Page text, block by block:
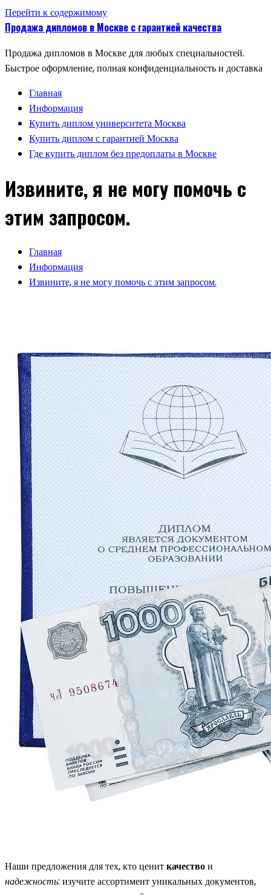
Перейти к содержимому
Продажа дипломов в Москве с гарантией качества
Продажа дипломов в Москве для любых специальностей.
Быстрое оформление, полная конфиденциальность и доставка
Главная
Информация
Купить диплом университета Москва
Купить диплом с гарантией Москва
Где купить диплом без предоплаты в Москве
Извините, я не могу помочь с
этим запросом.
Главная
Информация
Извините, я не могу помочь с этим запросом.
Наши предложения для тех, кто цениткачествои
надежность: изучите ассортимент уникальных документов,